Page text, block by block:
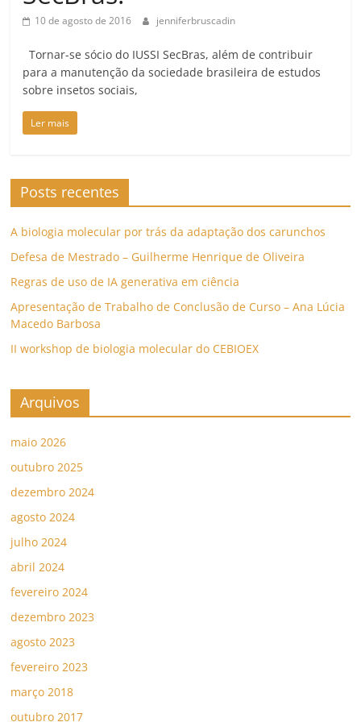
10 de agosto de 2016 jenniferbruscadin
Tornar-se sócio do IUSSI SecBras, além de contribuir
para a manutenção da sociedade brasileira de estudos
sobre insetos sociais,
Ler mais
Posts recentes
A biologia molecular por trás da adaptação dos carunchos
Defesa de Mestrado – Guilherme Henrique de Oliveira
Regras de uso de IA generativa em ciência
Apresentação de Trabalho de Conclusão de Curso – Ana Lúcia
Macedo Barbosa
II workshop de biologia molecular do CEBIOEX
Arquivos
maio 2026
outubro 2025
dezembro 2024
agosto 2024
julho 2024
abril 2024
fevereiro 2024
dezembro 2023
agosto 2023
fevereiro 2023
março 2018
outubro 2017